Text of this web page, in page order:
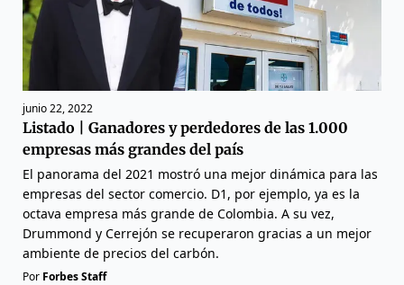
junio 22, 2022
Listado | Ganadores y perdedores de las 1.000
empresas más grandes del país
El panorama del 2021 mostró una mejor dinámica para las
empresas del sector comercio. D1, por ejemplo, ya es la
octava empresa más grande de Colombia. A su vez,
Drummond y Cerrejón se recuperaron gracias a un mejor
ambiente de precios del carbón.
Por Forbes Staff